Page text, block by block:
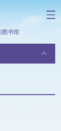
图书馆